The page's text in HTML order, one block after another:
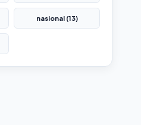
nasional (13)